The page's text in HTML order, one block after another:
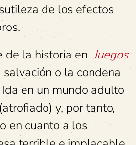
de los efectos
de la historia en Juegos
o la condena
en un mundo adulto
y, por tanto,
en cuanto a los